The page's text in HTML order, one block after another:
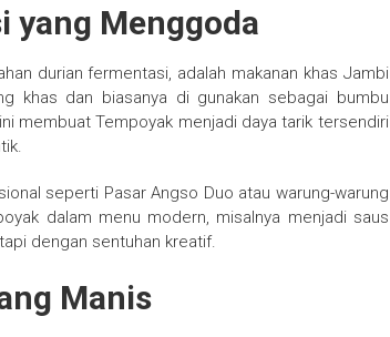
yang Menggoda
durian fermentasi, adalah makanan khas Jambi
khas dan biasanya di gunakan sebagai bumbu
membuat Tempoyak menjadi daya tarik tersendiri
seperti Pasar Angso Duo atau warung-warung
dalam menu modern, misalnya menjadi saus
dengan sentuhan kreatif.
Manis